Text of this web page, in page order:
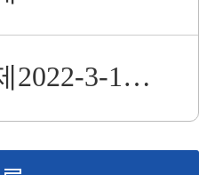
[제2022-3-12호] 단체의료비 보장보험 용역 재공고